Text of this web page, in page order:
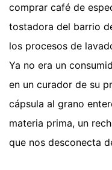
comprar café de
tostadora del barrio
los procesos de
Ya no era un
en un curador de su
cápsula al grano
materia prima, un
que nos desconecta